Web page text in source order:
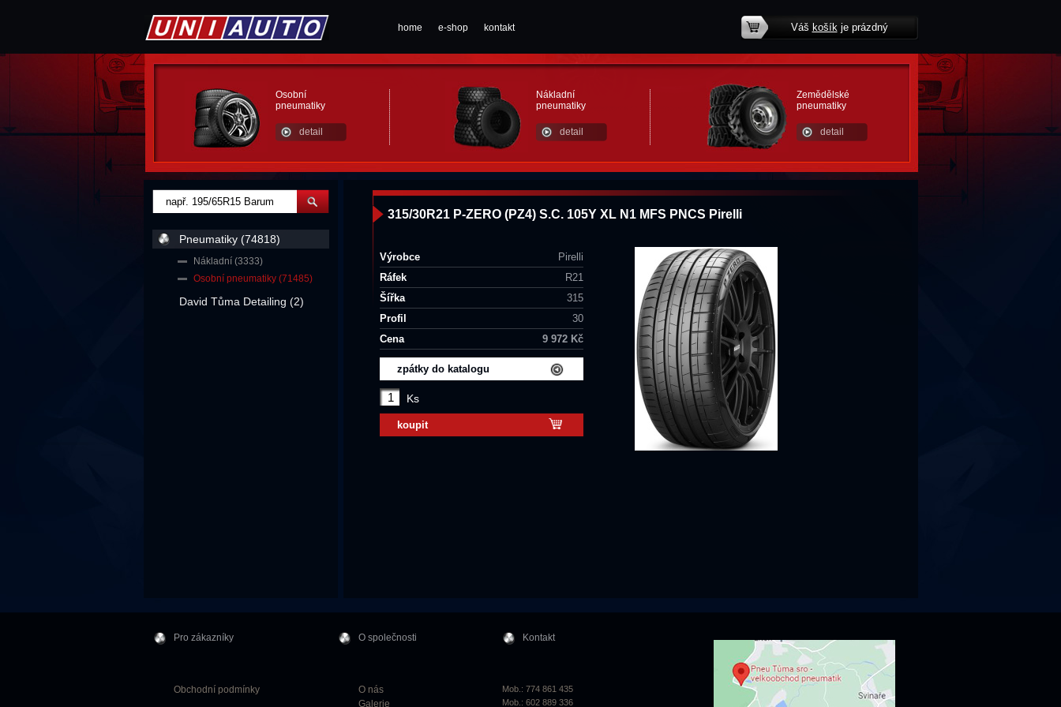
home e-shop kontakt Váš košíkje prázdný
Osobní
pneumatiky
detail
Nákladní
pneumatiky
detail
Zemědělské
pneumatiky
detail
315/30R21 P-ZERO (PZ4) S.C. 105Y XL N1 MFS PNCS Pirelli
Výrobce
Pirelli
Ráfek
R21
Šířka
315
Profil
30
Cena
9 972 Kč
zpátky do katalogu
Ks
koupit
Pneumatiky (74818)
Nákladní (3333)
Osobní pneumatiky (71485)
David Tůma Detailing (2)
Pro zákazníky
Obchodní podmínky
O společnosti
O nás
Galerie
Kontakt
Mob.: 774 861 435
Mob.: 602 889 336